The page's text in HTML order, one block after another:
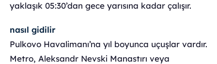
yaklaşık 05:30’dan gece yarısına kadar çalışır.
nasıl gidilir
Pulkovo Havalimanı’na yıl boyunca uçuşlar vardır.
Metro, Aleksandr Nevski Manastırı veya